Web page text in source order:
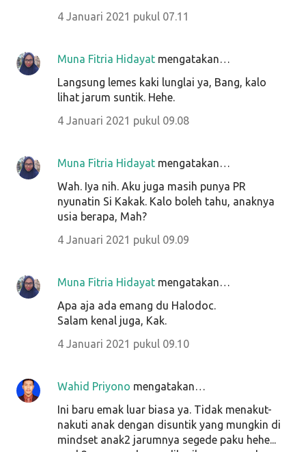
4 Januari 2021 pukul 07.11
Muna Fitria Hidayat mengatakan…
Langsung lemes kaki lunglai ya, Bang, kalo
lihat jarum suntik. Hehe.
4 Januari 2021 pukul 09.08
Muna Fitria Hidayat mengatakan…
Wah. Iya nih. Aku juga masih punya PR
nyunatin Si Kakak. Kalo boleh tahu, anaknya
usia berapa, Mah?
4 Januari 2021 pukul 09.09
Muna Fitria Hidayat mengatakan…
Apa aja ada emang du Halodoc.
Salam kenal juga, Kak.
4 Januari 2021 pukul 09.10
Wahid Priyono mengatakan…
Ini baru emak luar biasa ya. Tidak menakut-
nakuti anak dengan disuntik yang mungkin di
mindset anak2 jarumnya segede paku hehe...